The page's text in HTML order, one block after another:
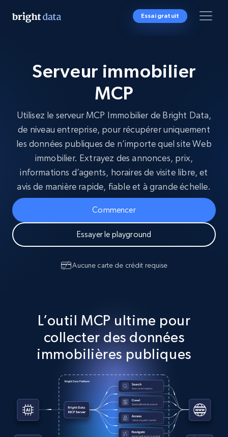
Essai gratuit
Serveur immobilier
MCP
Utilisez le serveur MCP Immobilier de Bright Data,
de niveau entreprise, pour récupérer uniquement
les données publiques de n’importe quel site Web
immobilier. Extrayez des annonces, prix,
informations d’agents, horaires de visite libre, et
avis de manière rapide, fiable et à grande échelle.
Commencer
Essayer le playground
Aucune carte de crédit requise
L’outil MCP ultime pour
collecter des données
immobilières publiques